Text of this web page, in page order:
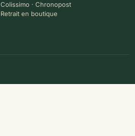
Colissimo · Chronopost
Retrait en boutique